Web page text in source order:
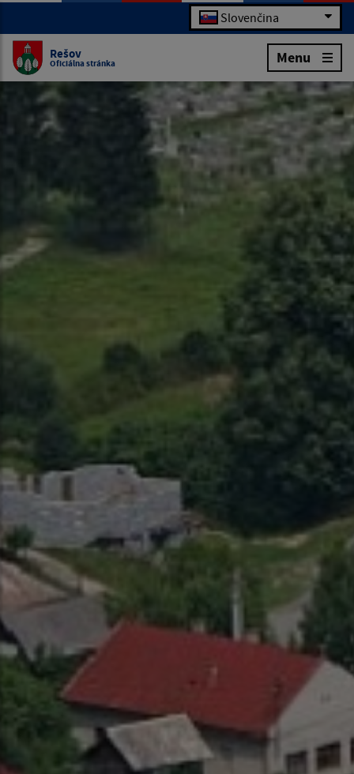
Slovenčina
Rešov
Oficiálna stránka Menu